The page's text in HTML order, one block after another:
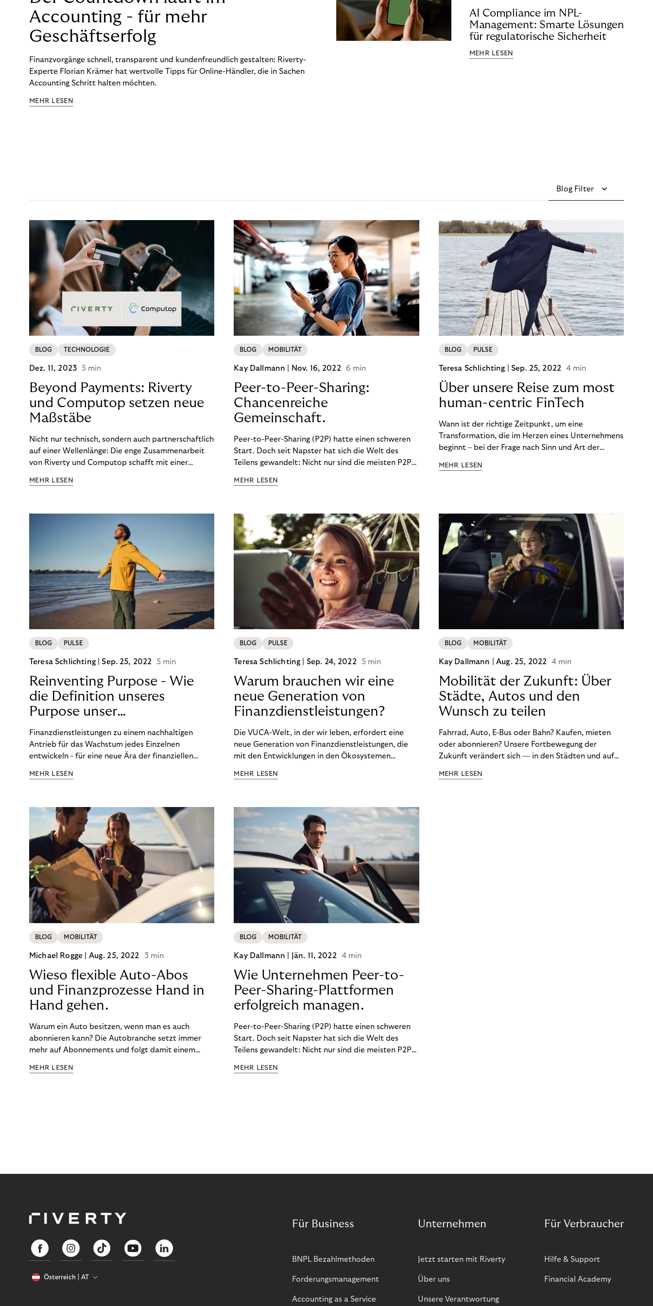
Accounting - für mehr
Geschäftserfolg
Finanzvorgänge schnell, transparent und kundenfreundlich gestalten: Riverty-
Experte Florian Krämer hat wertvolle Tipps für Online-Händler, die in Sachen
Accounting Schritt halten möchten.
MEHR LESEN
AI Compliance im NPL-
Management: Smarte Lösungen
für regulatorische Sicherheit
MEHR LESEN
Blog Filter
BLOG TECHNOLOGIE
Dez. 11, 2023 5 min
Beyond Payments: Riverty
und Computop setzen neue
Maßstäbe
Nicht nur technisch, sondern auch partnerschaftlich
auf einer Wellenlänge: Die enge Zusammenarbeit
von Riverty und Computop schafft mit einer
Zahlungsabwicklung echte Mehrwerte für Händler.
MEHR LESEN
BLOG MOBILITÄT
Kay Dallmann | Nov. 16, 2022 6 min
Peer-to-Peer-Sharing:
Chancenreiche
Gemeinschaft.
Peer-to-Peer-Sharing (P2P) hatte einen schweren
Start. Doch seit Napster hat sich die Welt des
Teilens gewandelt: Nicht nur sind die meisten P2P-
wird, hat sich geändert. Das bietet Unternehmen
MEHR LESEN
BLOG PULSE
Teresa Schlichting |Sep. 25, 2022 4 min
Über unsere Reise zum most
human-centric FinTech
Wann ist der richtige Zeitpunkt, um eine
Transformation, die im Herzen eines Unternehmens
beginnt – bei der Frage nach Sinn und Art der
kommuniziert man ein Ziel, das so ganzheitlich ist,
Krisen der richtige Moment, über eine Zukunft zu
sprechen, die den Menschen in den Mittelpunkt
unseres wirtschaftlichen Handelns stellt? Eine
Zukunft, die auf der festen Überzeugung aufbaut,
dass jeder das Recht haben sollte, seiner Berufung
und Leidenschaft zu folgen?
MEHR LESEN
BLOG PULSE
Teresa Schlichting |Sep. 25, 2022 5 min
Reinventing Purpose - Wie
die Definition unseres
Purpose unser
Transformation beeinflusst
hat!
Finanzdienstleistungen zu einem nachhaltigen
Antrieb für das Wachstum jedes Einzelnen
entwickeln - für eine neue Ära der finanziellen
Startpunkt unserer Transformation. Lesen Sie mehr
haben.
MEHR LESEN
BLOG PULSE
Teresa Schlichting | Sep. 24, 2022 5 min
Warum brauchen wir eine
neue Generation von
Finanzdienstleistungen?
Die VUCA-Welt, in der wir leben, erfordert eine
neue Generation von Finanzdienstleistungen, die
mit den Entwicklungen in den Ökosystemen
finanzielle Situation jedes Einzelnen zugeschnitten
MEHR LESEN
BLOG MOBILITÄT
Kay Dallmann |Aug. 25, 2022 4 min
Mobilität der Zukunft: Über
Städte, Autos und den
Wunsch zu teilen
Fahrrad, Auto, E-Bus oder Bahn? Kaufen, mieten
oder abonnieren? Unsere Fortbewegung der
Zukunft verändert sich — in den Städten und auf
Mobilitätsexperte Don Dahlmann in unserem
MEHR LESEN
BLOG MOBILITÄT
Michael Rogge | Aug. 25, 2022 3 min
Wieso flexible Auto-Abos
und Finanzprozesse Hand in
Hand gehen.
Warum ein Auto besitzen, wenn man es auch
abonnieren kann? Die Autobranche setzt immer
mehr auf Abonnements und folgt damit einem
MEHR LESEN
BLOG MOBILITÄT
Kay Dallmann | Jän. 11, 2022 4 min
Wie Unternehmen Peer-to-
Peer-Sharing-Plattformen
erfolgreich managen.
Peer-to-Peer-Sharing (P2P) hatte einen schweren
Start. Doch seit Napster hat sich die Welt des
Teilens gewandelt: Nicht nur sind die meisten P2P-
sich geändert. Und unsere Ansprüche auch.
MEHR LESEN
Österreich AT
Für Business
BNPL Bezahlmethoden
Forderungsmanagement
Accounting as a Service
Unternehmen
Jetzt starten mit Riverty
Über uns
Unsere Verantwortung
Für Verbraucher
Hilfe & Support
Financial Academy